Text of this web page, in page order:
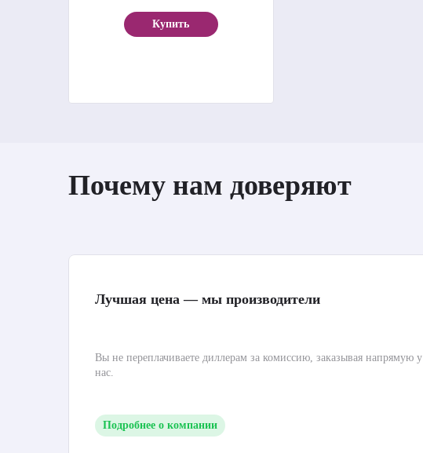
Купить
Почему нам доверяют
Лучшая цена — мы производители
Вы не переплачиваете диллерам за комиссию, заказывая напрямую у
нас.
Подробнее о компании